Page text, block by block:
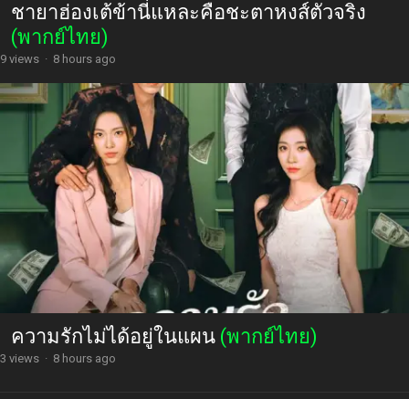
ชายาฮ่องเต้ข้านี่แหละคือชะตาหงส์ตัวจริง
(พากย์ไทย)
9 views · 8 hours ago
ความรักไม่ได้อยู่ในแผน (พากย์ไทย)
3 views · 8 hours ago